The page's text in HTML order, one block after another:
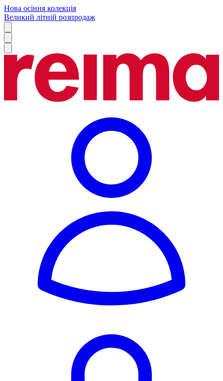
Нова осіння колекція
Великий літній розпродаж